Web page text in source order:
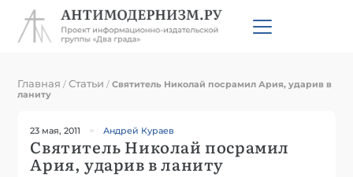
Главная /Статьи /Святитель Николай посрамил Ария, ударив в
ланиту
23 мая, 2011 Андрей Кураев
Святитель Николай посрамил
Ария, ударив в ланиту